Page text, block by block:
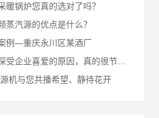
暖锅炉您真的选对了吗？
蒸汽源的优点是什么？
例—重庆永川区某酒厂
透露这款锅炉节能设备深受企业喜爱的原因，真的很节能！
机与您共播希望、静待花开